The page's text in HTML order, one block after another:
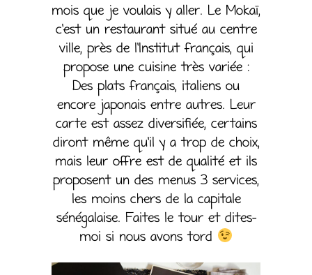
mois que je voulais y aller. Le Mokaï,
c’est un restaurant situé au centre
ville, près de l’Institut français, qui
propose une cuisine très variée :
Des plats français, italiens ou
encore japonais entre autres. Leur
carte est assez diversifiée, certains
diront même qu’il y a trop de choix,
mais leur offre est de qualité et ils
proposent un des menus 3 services,
les moins chers de la capitale
sénégalaise. Faites le tour et dites-
moi si nous avons tord